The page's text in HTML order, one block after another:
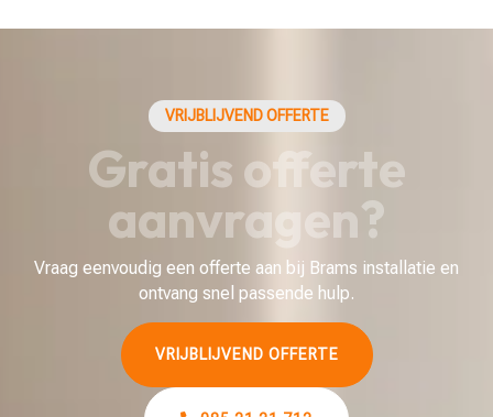
VRIJBLIJVEND OFFERTE
Gratis offerte
aanvragen?
Vraag eenvoudig een offerte aan bij Brams installatie en
ontvang snel passende hulp.
VRIJBLIJVEND OFFERTE